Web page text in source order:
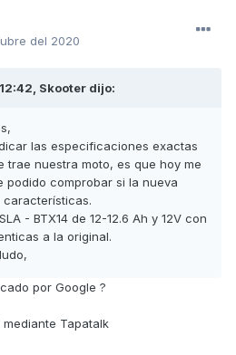
del 2020
Skooter dijo:
las especificaciones exactas
trae nuestra moto, es que hoy me
podido comprobar si la nueva
características.
- BTX14 de 12-12.6 Ah y 12V con
a la original.
por Google ?
mediante Tapatalk